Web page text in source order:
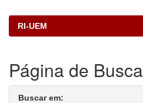
RI-UEM
Página de Busca
Buscar em: